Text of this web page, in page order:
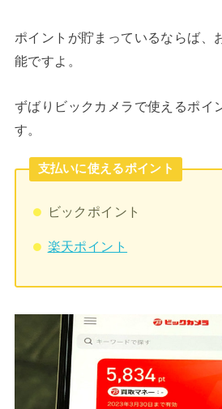
ポイントが貯まっているならば、
能ですよ。
ずばりビックカメラで使えるポイ
す。
支払いに使えるポイント
ビックポイント
楽天ポイント